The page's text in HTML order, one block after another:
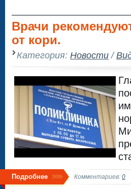
Врачи
от кори.
Категория: Новости/
Подробнее Комментариев: 0